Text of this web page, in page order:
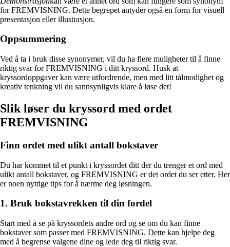
for FREMVISNING. Dette begrepet antyder også en form for visuell
presentasjon eller illustrasjon.
Oppsummering
Ved å ta i bruk disse synonymer, vil du ha flere muligheter til å finne
riktig svar for FREMVISNING i ditt kryssord. Husk at
kryssordoppgaver kan være utfordrende, men med litt tålmodighet og
kreativ tenkning vil du sannsynligvis klare å løse det!
Slik løser du kryssord med ordet
FREMVISNING
Finn ordet med ulikt antall bokstaver
Du har kommet til et punkt i kryssordet ditt der du trenger et ord med
ulikt antall bokstaver, og FREMVISNING er det ordet du ser etter. Her
er noen nyttige tips for å nærme deg løsningen.
1. Bruk bokstavrekken til din fordel
Start med å se på kryssordets andre ord og se om du kan finne
bokstaver som passer med FREMVISNING. Dette kan hjelpe deg
med å begrense valgene dine og lede deg til riktig svar.